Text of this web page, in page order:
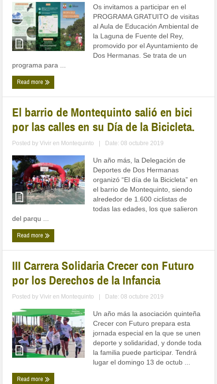
Os invitamos a participar en el
PROGRAMA GRATUITO de visitas
al Aula de Educación Ambiental de
la Laguna de Fuente del Rey,
promovido por el Ayuntamiento de
Dos Hermanas. Se trata de un
programa para ...
Read more
El barrio de Montequinto salió en bici
por las calles en su Día de la Bicicleta.
Posted byVivir en Montequinto Date: 08 octubre 2019
Un año más, la Delegación de
Deportes de Dos Hermanas
organizó “El día de la Bicicleta” en
el barrio de Montequinto, siendo
alrededor de 1.600 ciclistas de
todas las edades, los que salieron
del parqu ...
Read more
III Carrera Solidaria Crecer con Futuro
por los Derechos de la Infancia
Posted byVivir en Montequinto Date: 08 octubre 2019
Un año más la asociación quinteña
Crecer con Futuro prepara esta
jornada especial en la que se unen
deporte y solidaridad, y donde toda
la familia puede participar. Tendrá
lugar el domingo 13 de octub ...
Read more